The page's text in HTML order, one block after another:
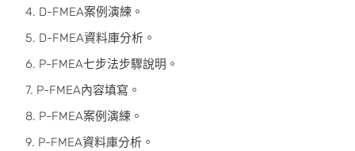
4. D-FMEA案例演練。
5. D-FMEA資料庫分析。
6. P-FMEA七步法步驟說明。
7. P-FMEA內容填寫。
8. P-FMEA案例演練。
9. P-FMEA資料庫分析。